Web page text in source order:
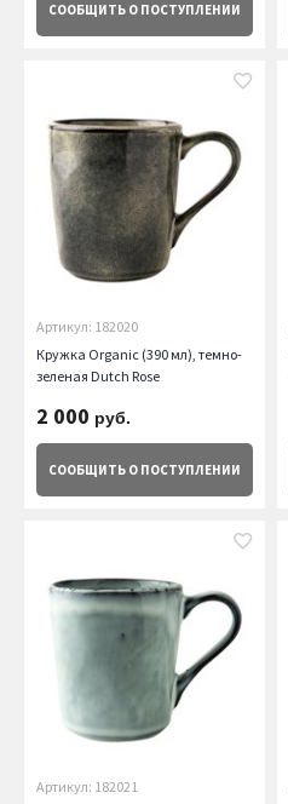
СООБЩИТЬ О ПОСТУПЛЕНИИ
Артикул: 182020
Кружка Organic (390 мл), темно-
зеленая Dutch Rose
2 000 руб.
СООБЩИТЬ О ПОСТУПЛЕНИИ
Артикул: 182021